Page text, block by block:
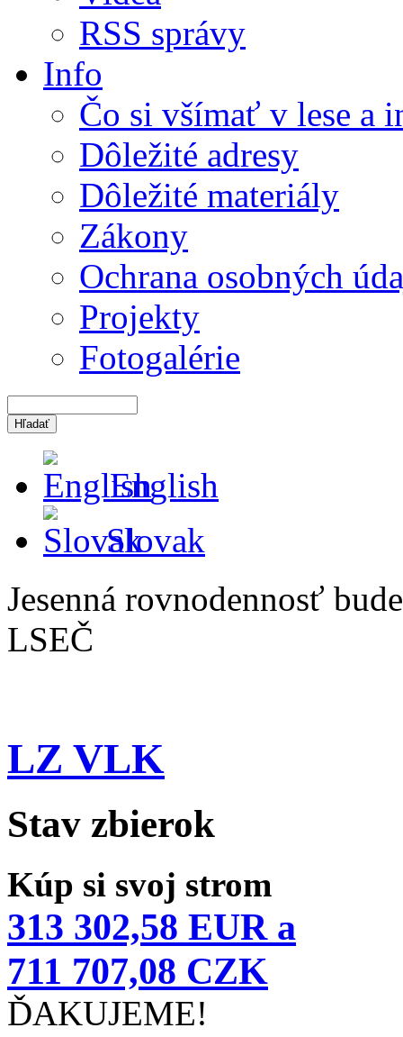
RSS správy
Info
Čo si všímať v lese a
Dôležité adresy
Dôležité materiály
Zákony
Ochrana osobných
Projekty
Fotogalérie
English
Slovak
Jesenná rovnodennosť
LSEČ
LZ VLK
Stav zbierok
Kúp si svoj strom
313 302,58 EUR a
711 707,08 CZK
ĎAKUJEME!